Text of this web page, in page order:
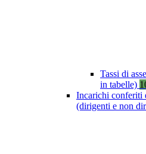
Tassi di
in tabelle)
Incarichi conferiti
(dirigenti e non